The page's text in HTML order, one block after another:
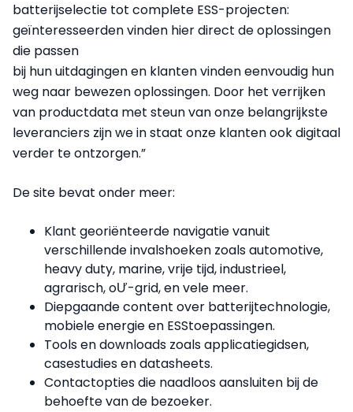
batterijselectie tot complete ESS-projecten:
geïnteresseerden vinden hier direct de oplossingen
die passen
bij hun uitdagingen en klanten vinden eenvoudig hun
weg naar bewezen oplossingen. Door het verrijken
van productdata met steun van onze belangrijkste
leveranciers zijn we in staat onze klanten ook digitaal
verder te ontzorgen.”
De site bevat onder meer:
Klant georiënteerde navigatie vanuit
verschillende invalshoeken zoals automotive,
heavy duty, marine, vrije tijd, industrieel,
agrarisch, oƯ-grid, en vele meer.
Diepgaande content over batterijtechnologie,
mobiele energie en ESStoepassingen.
Tools en downloads zoals applicatiegidsen,
casestudies en datasheets.
Contactopties die naadloos aansluiten bij de
behoefte van de bezoeker.